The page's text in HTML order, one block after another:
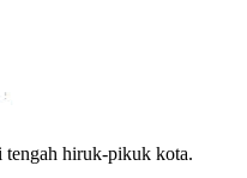
tengah hiruk-pikuk kota.